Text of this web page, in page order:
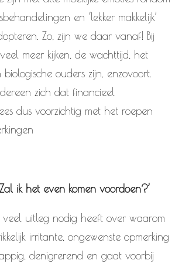
en ‘lekker makkelijk’
Zo, zijn we daar vanaf! Bij
meer kijken, de wachttijd, het
ouders zijn, enzovoort.
zich dat financieel
dus voorzichtig met het roepen
ik het even komen voordoen?’
veel uitleg nodig heeft over waarom
irritante, ongewenste opmerking
denigrerend en gaat voorbij